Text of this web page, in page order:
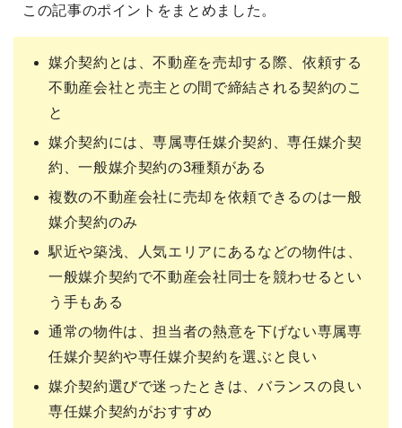
この記事のポイントをまとめました。
媒介契約とは、不動産を売却する際、依頼する
不動産会社と売主との間で締結される契約のこ
と
媒介契約には、専属専任媒介契約、専任媒介契
約、一般媒介契約の3種類がある
複数の不動産会社に売却を依頼できるのは一般
媒介契約のみ
駅近や築浅、人気エリアにあるなどの物件は、
一般媒介契約で不動産会社同士を競わせるとい
う手もある
通常の物件は、担当者の熱意を下げない専属専
任媒介契約や専任媒介契約を選ぶと良い
媒介契約選びで迷ったときは、バランスの良い
専任媒介契約がおすすめ